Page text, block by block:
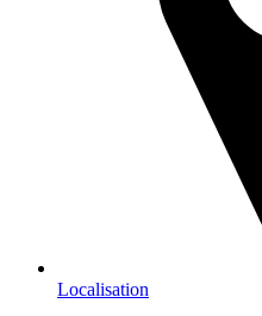
Localisation